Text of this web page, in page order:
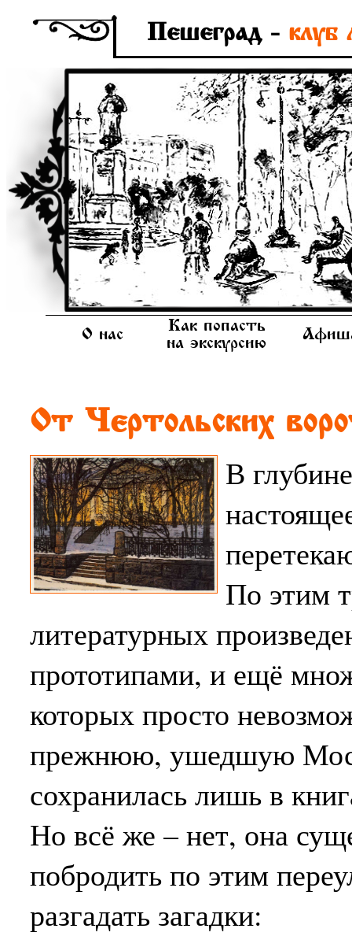
Пешеград - клуб
О нас
Как попасть
на экскурсию
От Чертольских
В
По этим
литературных
прототипами, и ещё
которых просто
прежнюю, ушедшую
сохранилась лишь в
Но всё же – нет, она
побродить по этим
разгадать загадки: